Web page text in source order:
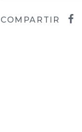
COMPARTIR